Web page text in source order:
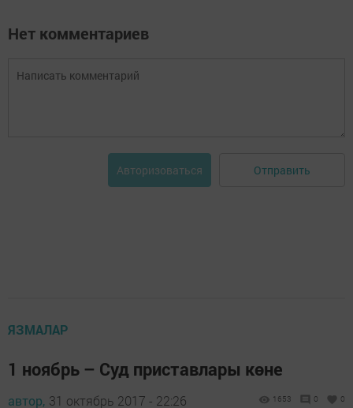
Нет комментариев
Авторизоваться Отправить
ЯЗМАЛАР
1 ноябрь – Суд приставлары көне
автор, 31 октябрь 2017 - 22:26 1653 0 0